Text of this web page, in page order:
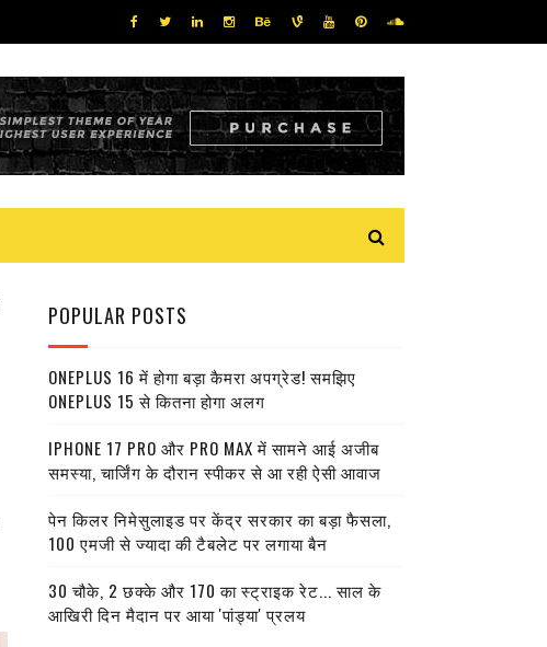
POPULAR POSTS
ONEPLUS 16 में होगा बड़ा कैमरा अपग्रेड! समझिए
ONEPLUS 15 से कितना होगा अलग
IPHONE 17 PRO और PRO MAX में सामने आई अजीब
समस्या, चार्जिंग के दौरान स्पीकर से आ रही ऐसी आवाज
पेन किलर निमेसुलाइड पर केंद्र सरकार का बड़ा फैसला,
100 एमजी से ज्यादा की टैबलेट पर लगाया बैन
30 चौके, 2 छक्के और 170 का स्ट्राइक रेट... साल के
आखिरी दिन मैदान पर आया 'पांड्या' प्रलय